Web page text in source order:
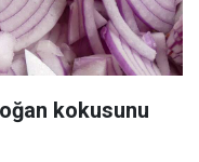
kokusunu